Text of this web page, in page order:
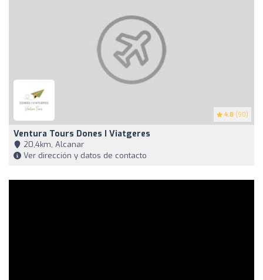
4.8 (90)
Ventura Tours Dones I Viatgeres
20,4km, Alcanar
Ver dirección y datos de contacto